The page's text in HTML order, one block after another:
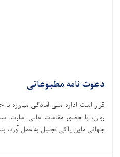
دعوت نامه مطبوعاتی
روان، با حضور مقامات عالی امارت
جهانی ماین پاکی تجلیل به عمل آورد،